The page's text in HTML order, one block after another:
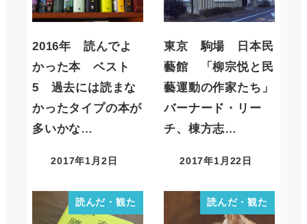
2016年 読んでよ
かった本 ベスト
5 過去には読まな
かったタイプの本が
多いかな…
2017年1月2日
東京 駒場 日本民
藝館 「柳宗悦と民
藝運動の作家たち」
バーナード・リー
チ、棟方志…
2017年1月22日
読んだ・観た 読んだ・観た